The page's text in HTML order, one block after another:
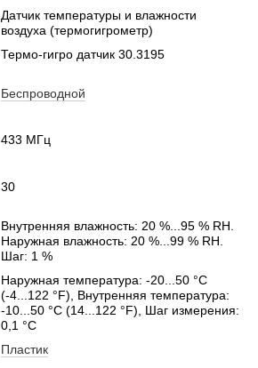
Датчик температуры и влажности
воздуха (термогигрометр)
Термо-гигро датчик 30.3195
Беспроводной
433 МГц
30
Внутренняя влажность: 20 %...95 % RH.
Наружная влажность: 20 %...99 % RH.
Шаг: 1 %
Наружная температура: -20...50 °C
(-4...122 °F), Внутренняя температура:
-10...50 °C (14...122 °F), Шаг измерения:
0,1 °C
Пластик